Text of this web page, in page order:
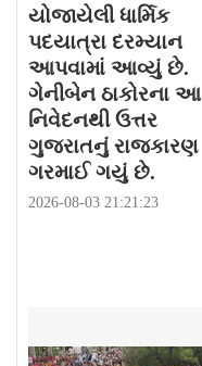
યોજાયેલી ધાર્મિક
પદયાત્રા દરમ્યાન
આપવામાં આવ્યું છે.
ગેનીબેન ઠાકોરના આ
નિવેદનથી ઉત્તર
ગુજરાતનું રાજકારણ
ગરમાઈ ગયું છે.
2026-08-03 21:21:23